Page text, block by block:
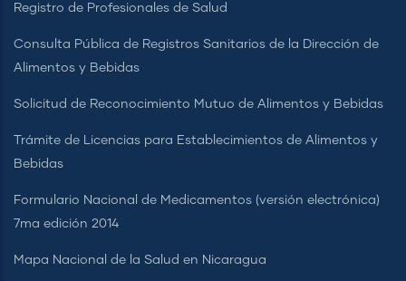
Registro de Profesionales de Salud
Consulta Pública de Registros Sanitarios de la Dirección de
Alimentos y Bebidas
Solicitud de Reconocimiento Mutuo de Alimentos y Bebidas
Trámite de Licencias para Establecimientos de Alimentos y
Bebidas
Formulario Nacional de Medicamentos (versión electrónica)
7ma edición 2014
Mapa Nacional de la Salud en Nicaragua